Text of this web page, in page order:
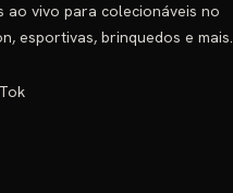
ao vivo para colecionáveis no
esportivas, brinquedos e mais.